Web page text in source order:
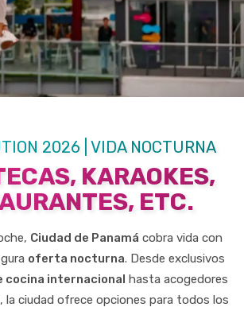
2026 | VIDA NOCTURNA
KARAOKES,
ETC.
Ciudad de Panamá cobra vida con
oferta nocturna. Desde exclusivos
internacional hasta acogedores
, la ciudad ofrece opciones para todos los